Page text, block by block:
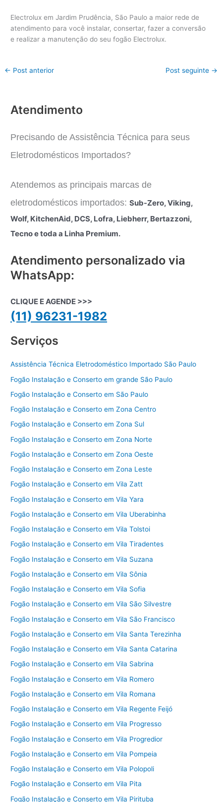
Electrolux em Jardim Prudência, São Paulo a maior rede de
atendimento para você instalar, consertar, fazer a conversão
e realizar a manutenção do seu fogão Electrolux.
← Post anterior Post seguinte →
Atendimento
Precisando de Assistência Técnica para seus
Eletrodomésticos Importados?
Atendemos as principais marcas de
eletrodomésticos importados:Sub-Zero, Viking,
Wolf, KitchenAid, DCS, Lofra, Liebherr, Bertazzoni,
Tecno e toda a Linha Premium.
Atendimento personalizado via
WhatsApp:
CLIQUE E AGENDE >>>
(11) 96231-1982
Serviços
Assistência Técnica Eletrodoméstico Importado São Paulo
Fogão Instalação e Conserto em grande São Paulo
Fogão Instalação e Conserto em São Paulo
Fogão Instalação e Conserto em Zona Centro
Fogão Instalação e Conserto em Zona Sul
Fogão Instalação e Conserto em Zona Norte
Fogão Instalação e Conserto em Zona Oeste
Fogão Instalação e Conserto em Zona Leste
Fogão Instalação e Conserto em Vila Zatt
Fogão Instalação e Conserto em Vila Yara
Fogão Instalação e Conserto em Vila Uberabinha
Fogão Instalação e Conserto em Vila Tolstoi
Fogão Instalação e Conserto em Vila Tiradentes
Fogão Instalação e Conserto em Vila Suzana
Fogão Instalação e Conserto em Vila Sônia
Fogão Instalação e Conserto em Vila Sofia
Fogão Instalação e Conserto em Vila São Silvestre
Fogão Instalação e Conserto em Vila São Francisco
Fogão Instalação e Conserto em Vila Santa Terezinha
Fogão Instalação e Conserto em Vila Santa Catarina
Fogão Instalação e Conserto em Vila Sabrina
Fogão Instalação e Conserto em Vila Romero
Fogão Instalação e Conserto em Vila Romana
Fogão Instalação e Conserto em Vila Regente Feijó
Fogão Instalação e Conserto em Vila Progresso
Fogão Instalação e Conserto em Vila Progredior
Fogão Instalação e Conserto em Vila Pompeia
Fogão Instalação e Conserto em Vila Polopoli
Fogão Instalação e Conserto em Vila Pita
Fogão Instalação e Conserto em Vila Pirituba